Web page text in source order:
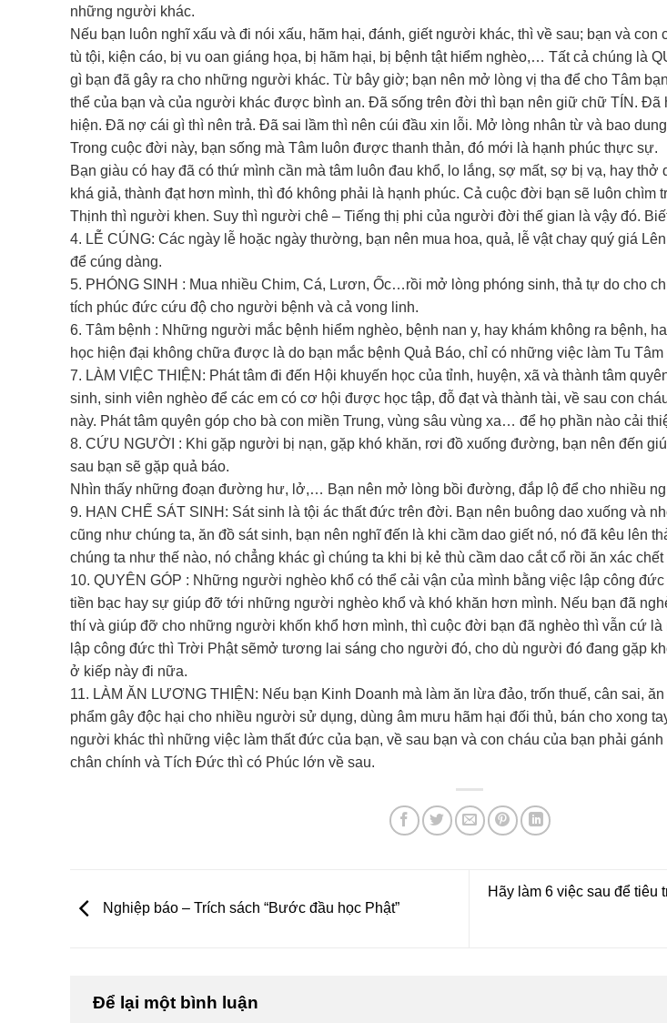
những người khác.
Nếu bạn luôn nghĩ xấu và đi nói xấu, hãm hại, đánh, giết người khác, thì về sau; bạn và con
tù tội, kiện cáo, bị vu oan giáng họa, bị hãm hại, bị bệnh tật hiểm nghèo,… Tất cả chúng là
gì bạn đã gây ra cho những người khác. Từ bây giờ; bạn nên mở lòng vị tha để cho Tâm
thể của bạn và của người khác được bình an. Đã sống trên đời thì bạn nên giữ chữ TÍN.
hiện. Đã nợ cái gì thì nên trả. Đã sai lầm thì nên cúi đầu xin lỗi. Mở lòng nhân từ và bao
Trong cuộc đời này, bạn sống mà Tâm luôn được thanh thản, đó mới là hạnh phúc thực sự.
Bạn giàu có hay đã có thứ mình cần mà tâm luôn đau khổ, lo lắng, sợ mất, sợ bị vạ, hay
khá giả, thành đạt hơn mình, thì đó không phải là hạnh phúc. Cả cuộc đời bạn sẽ luôn chìm
Thịnh thì người khen. Suy thì người chê – Tiếng thị phi của người đời thế gian là vậy đó.
4. LỄ CÚNG: Các ngày lễ hoặc ngày thường, bạn nên mua hoa, quả, lễ vật chay quý giá
để cúng dàng.
5. PHÓNG SINH : Mua nhiều Chim, Cá, Lươn, Ốc…rồi mở lòng phóng sinh, thả tự do cho
tích phúc đức cứu độ cho người bệnh và cả vong linh.
6. Tâm bệnh : Những người mắc bệnh hiểm nghèo, bệnh nan y, hay khám không ra bệnh,
học hiện đại không chữa được là do bạn mắc bệnh Quả Báo, chỉ có những việc làm Tu
7. LÀM VIỆC THIỆN: Phát tâm đi đến Hội khuyến học của tỉnh, huyện, xã và thành tâm
sinh, sinh viên nghèo để các em có cơ hội được học tập, đỗ đạt và thành tài, về sau con
này. Phát tâm quyên góp cho bà con miền Trung, vùng sâu vùng xa… để họ phần nào cải
8. CỨU NGƯỜI : Khi gặp người bị nạn, gặp khó khăn, rơi đồ xuống đường, bạn nên đến
sau bạn sẽ gặp quả báo.
Nhìn thấy những đoạn đường hư, lở,… Bạn nên mở lòng bồi đường, đắp lộ để cho nhiều
9. HẠN CHẾ SÁT SINH: Sát sinh là tội ác thất đức trên đời. Bạn nên buông dao xuống và
cũng như chúng ta, ăn đồ sát sinh, bạn nên nghĩ đến là khi cầm dao giết nó, nó đã kêu lên
chúng ta như thế nào, nó chẳng khác gì chúng ta khi bị kẻ thù cầm dao cắt cổ rồi ăn xác chết
10. QUYÊN GÓP : Những người nghèo khổ có thể cải vận của mình bằng việc lập công
tiền bạc hay sự giúp đỡ tới những người nghèo khổ và khó khăn hơn mình. Nếu bạn đã
thí và giúp đỡ cho những người khốn khổ hơn mình, thì cuộc đời bạn đã nghèo thì vẫn cứ
lập công đức thì Trời Phật sẽmở tương lai sáng cho người đó, cho dù người đó đang gặp
ở kiếp này đi nữa.
11. LÀM ĂN LƯƠNG THIỆN: Nếu bạn Kinh Doanh mà làm ăn lừa đảo, trốn thuế, cân sai,
phẩm gây độc hại cho nhiều người sử dụng, dùng âm mưu hãm hại đối thủ, bán cho xong
người khác thì những việc làm thất đức của bạn, về sau bạn và con cháu của bạn phải
chân chính và Tích Đức thì có Phúc lớn về sau.
Nghiệp báo – Trích sách “Bước đầu học Phật”
Hãy làm 6 việc sau để
Để lại một bình luận